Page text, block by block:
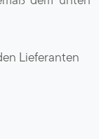
Lieferanten